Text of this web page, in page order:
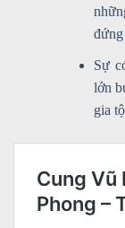
Sự
lớn
gia